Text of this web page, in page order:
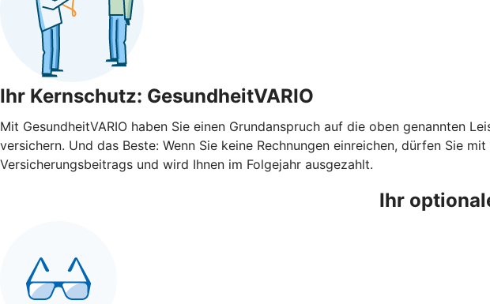
Ihr Kernschutz: GesundheitVARIO
Mit GesundheitVARIO haben Sie einen Grundanspruch auf die oben genannten
versichern. Und das Beste: Wenn Sie keine Rechnungen einreichen, dürfen Sie
Versicherungsbeitrags und wird Ihnen im Folgejahr ausgezahlt.
Ihr